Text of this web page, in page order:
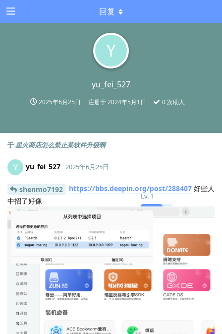
Y
yu_fei_527
2025年6月25日 注册于2024年5月1日 0次助人
回复
于星火商店怎么禁止某软件升级啊
Y yu_fei_527
Lv.1
2025年6月25日
shenmo7192 https://bbs.deepin.org/post/288407 好些人
中招了好像